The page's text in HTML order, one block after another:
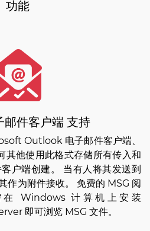
功能
邮件客户端 支持
Outlook 电子邮件客户端、
他使用此格式存储所有传入和
户端创建。 当有人将其发送到
作为附件接收。 免费的 MSG 阅
Windows 计算机上安装
即可浏览 MSG 文件。